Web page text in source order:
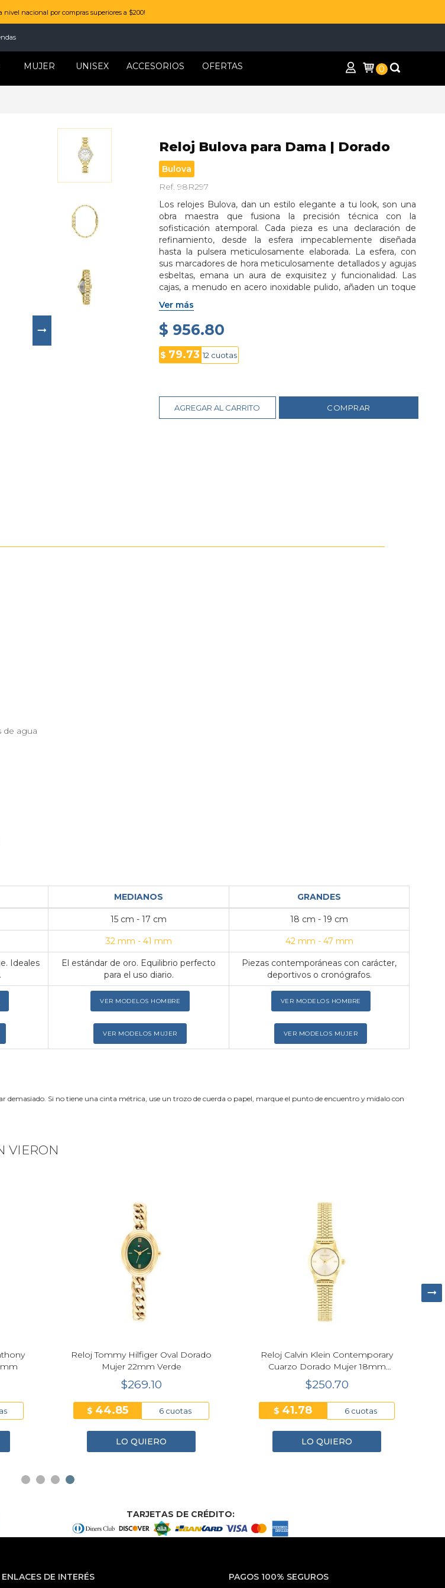
compras hasta 24 meses sin interesers.
MUJER UNISEX ACCESORIOS OFERTAS 0
Reloj Bulova para Dama | Dorado
Bulova
Ref. 98R297
Los relojes Bulova, dan un estilo elegante a tu look, son una
obra maestra que fusiona la precisión técnica con la
sofisticación atemporal. Cada pieza es una declaración de
refinamiento, desde la esfera impecablemente diseñada
hasta la pulsera meticulosamente elaborada. La esfera, con
sus marcadores de hora meticulosamente detallados y agujas
esbeltas, emana un aura de exquisitez y funcionalidad. Las
cajas, a menudo en acero inoxidable pulido, añaden un toque
de lujo sin esfuerzo.
Ver más
$ 956.80
$ 79.73 12 cuotas
AGREGAR AL CARRITO COMPRAR
de agua
MEDIANOS GRANDES
15 cm - 17 cm 18 cm - 19 cm
32 mm - 41 mm 42 mm - 47 mm
Ideales
El estándar de oro. Equilibrio perfecto
para el uso diario.
Piezas contemporáneas con carácter,
deportivos o cronógrafos.
VER MODELOS HOMBRE
VER MODELOS MUJER
VER MODELOS HOMBRE
VER MODELOS MUJER
demasiado. Si no tiene una cinta métrica, use un trozo de cuerda o papel, marque el punto de encuentro y mídalo con
VIERON
mm
Reloj Tommy Hilfiger Oval Dorado
Mujer 22mm Verde
$269.10
$ 44.85 6 cuotas
LO QUIERO
Reloj Calvin Klein Contemporary
Cuarzo Dorado Mujer 18mm
25100201
$250.70
$ 41.78 6 cuotas
LO QUIERO
Next
TARJETAS DE CRÉDITO:
ENLACES DE INTERÉS PAGOS 100% SEGUROS